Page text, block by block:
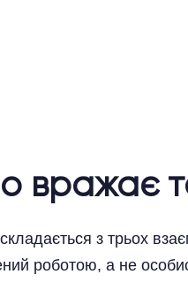
вражає
з трьох
роботою, а не